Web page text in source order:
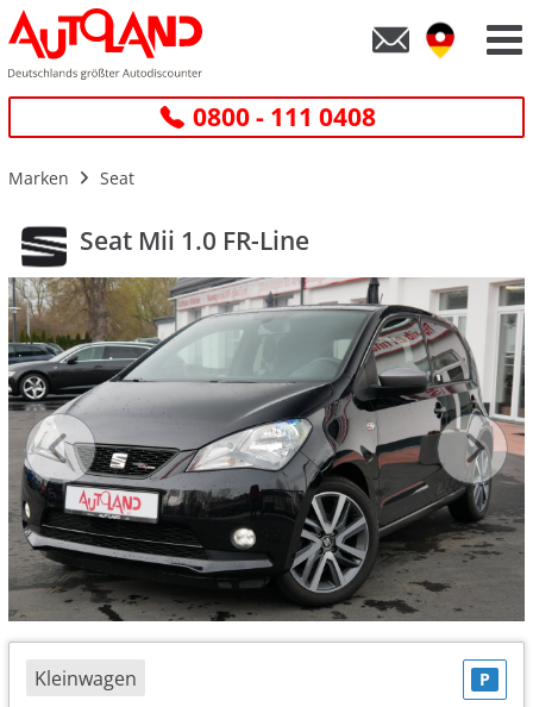
0800 - 111 0408
Marken Seat
Seat Mii 1.0 FR-Line
Kleinwagen P